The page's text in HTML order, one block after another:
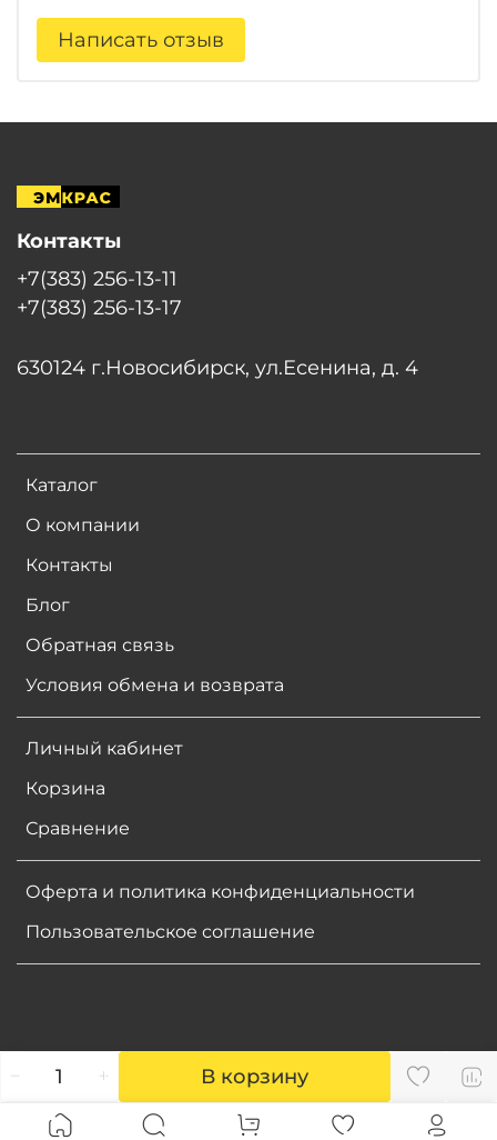
В корзину
Написать отзыв
Каталог
О компании
Контакты
Блог
Обратная связь
Условия обмена и возврата
Личный кабинет
Корзина
Сравнение
Оферта и политика конфиденциальности
Пользовательское соглашение
Контакты
+7(383) 256-13-11
+7(383) 256-13-17
630124 г.Новосибирск, ул.Есенина, д. 4